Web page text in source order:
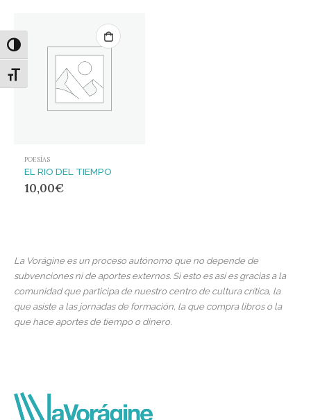
Alternar alto contraste
Alternar tamaño de letra
POESÍAS
EL RIO DEL TIEMPO
10,00€
La Vorágine es un proceso autónomo que no depende de
subvenciones ni de aportes externos. Si esto es así es gracias a la
comunidad que participa de nuestro centro de cultura crítica, la
que asiste a las jornadas de formación, la que compra libros o la
que hace aportes de tiempo o dinero.